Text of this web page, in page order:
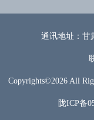
通讯地址：甘
Copyrights©2026 All
陇ICP备